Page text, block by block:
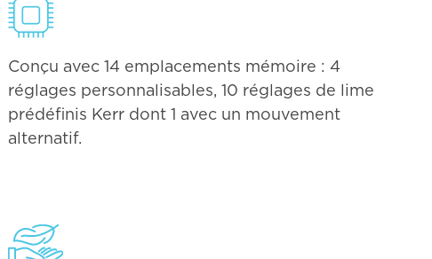
Conçu avec 14 emplacements mémoire : 4
réglages personnalisables, 10 réglages de lime
prédéfinis Kerr dont 1 avec un mouvement
alternatif.